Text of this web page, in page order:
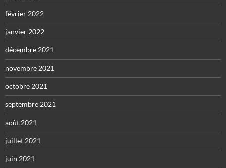
février 2022
janvier 2022
décembre 2021
novembre 2021
octobre 2021
septembre 2021
août 2021
juillet 2021
juin 2021